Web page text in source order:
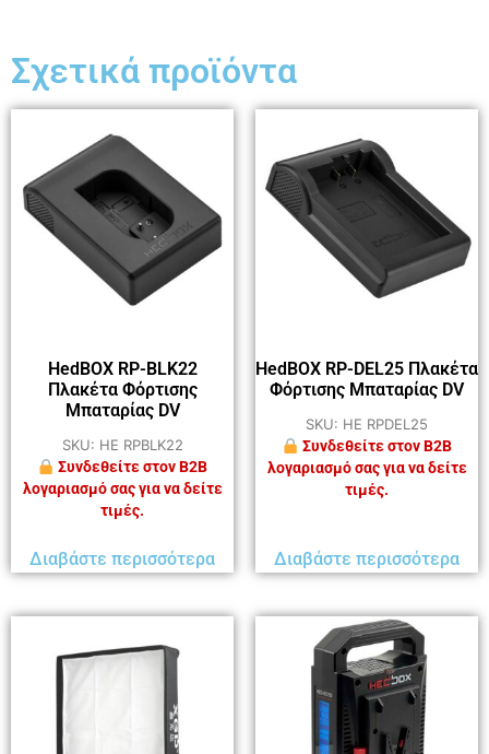
Σχετικά προϊόντα
HedBOX RP-BLK22
Πλακέτα Φόρτισης
Μπαταρίας DV
SKU: HE RPBLK22
Συνδεθείτε στον B2B
λογαριασμό σας για να δείτε
τιμές.
Διαβάστε περισσότερα
HedBOX RP-DEL25 Πλακέτα
Φόρτισης Μπαταρίας DV
SKU: HE RPDEL25
Συνδεθείτε στον B2B
λογαριασμό σας για να δείτε
τιμές.
Διαβάστε περισσότερα